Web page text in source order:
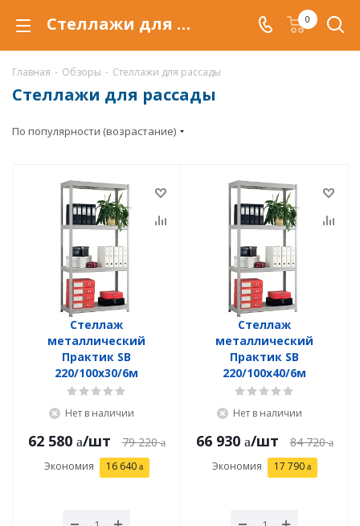
Стеллажи для рассады в Самаре. Купить стеллажи для рассады по низким ценам, с доставкой. 0
Главная - Обзоры - Стеллажи для рассады
Стеллажи для рассады
По популярности (возрастание)
Стеллаж
металлический
Практик SB
220/100x30/6м
Нет в наличии
62 580 /шт 79 220
Экономия 16 640
Стеллаж
металлический
Практик SB
220/100x40/6м
Нет в наличии
66 930 /шт 84 720
Экономия 17 790